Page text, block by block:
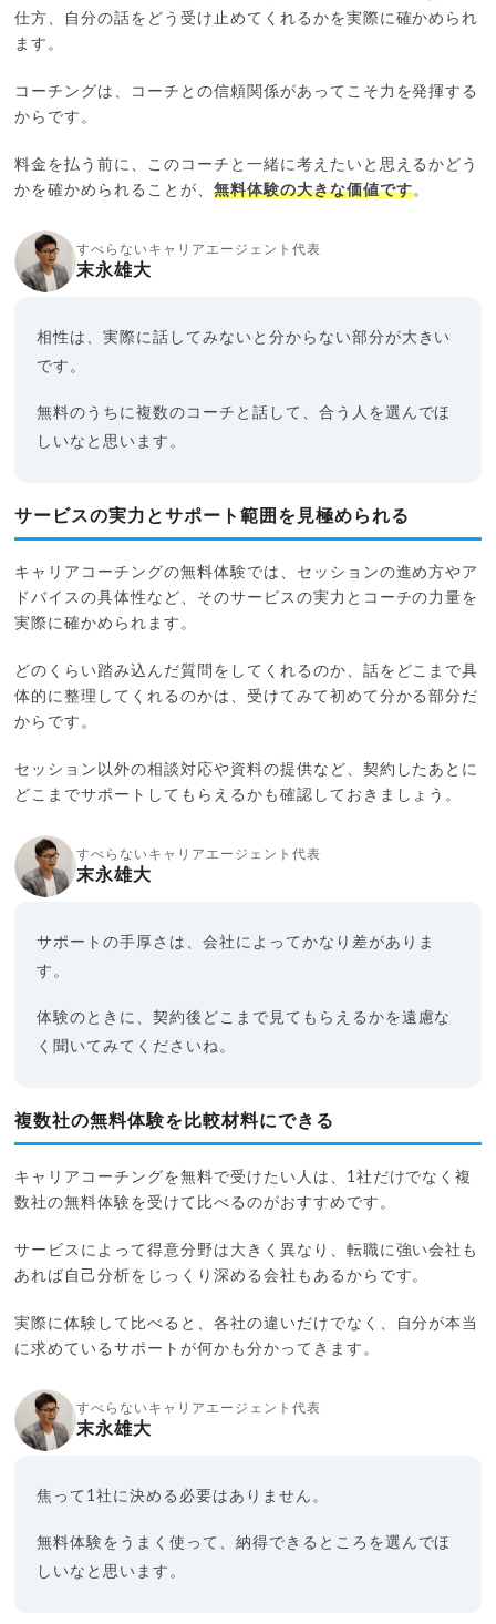
仕方、自分の話をどう受け止めてくれるかを実際に確かめられ
ます。
コーチングは、コーチとの信頼関係があってこそ力を発揮する
からです。
料金を払う前に、このコーチと一緒に考えたいと思えるかどう
かを確かめられることが、 無料体験の大きな価値です。
すべらないキャリアエージェント代表
末永雄大
相性は、実際に話してみないと分からない部分が大きい
です。
無料のうちに複数のコーチと話して、合う人を選んでほ
しいなと思います。
サービスの実力とサポート範囲を見極められる
キャリアコーチングの無料体験では、セッションの進め方やア
ドバイスの具体性など、そのサービスの実力とコーチの力量を
実際に確かめられます。
どのくらい踏み込んだ質問をしてくれるのか、話をどこまで具
体的に整理してくれるのかは、受けてみて初めて分かる部分だ
からです。
セッション以外の相談対応や資料の提供など、契約したあとに
どこまでサポートしてもらえるかも確認しておきましょう。
すべらないキャリアエージェント代表
末永雄大
サポートの手厚さは、会社によってかなり差がありま
す。
体験のときに、契約後どこまで見てもらえるかを遠慮な
く聞いてみてくださいね。
複数社の無料体験を比較材料にできる
キャリアコーチングを無料で受けたい人は、1社だけでなく複
数社の無料体験を受けて比べるのがおすすめです。
サービスによって得意分野は大きく異なり、転職に強い会社も
あれば自己分析をじっくり深める会社もあるからです。
実際に体験して比べると、各社の違いだけでなく、自分が本当
に求めているサポートが何かも分かってきます。
すべらないキャリアエージェント代表
末永雄大
焦って1社に決める必要はありません。
無料体験をうまく使って、納得できるところを選んでほ
しいなと思います。